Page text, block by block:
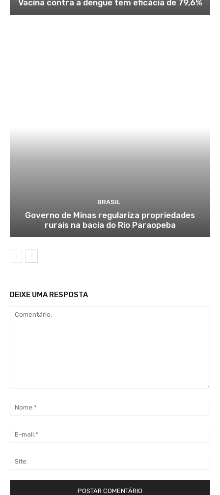
Vacina contra a dengue tem eficácia de 79,6%
BRASIL
Governo de Minas regulariza propriedades
rurais na bacia do Rio Paraopeba
DEIXE UMA RESPOSTA